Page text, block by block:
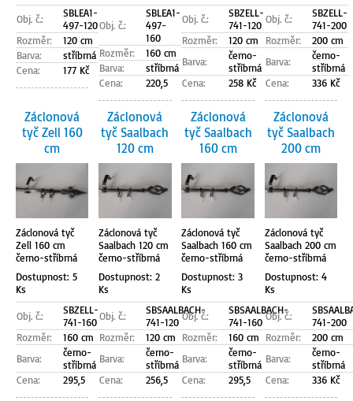
Obj. č.:
SBLEA1-
497-120
Rozměr:
120 cm
Barva:
stříbrná
Cena:
177 Kč
Obj. č.:
SBLEA1-
497-
160
Rozměr:
160 cm
Barva:
stříbrná
Cena:
220,5
Obj. č.:
SBZELL-
741-120
Rozměr:
120 cm
Barva:
černo-
stříbrná
Cena:
258 Kč
Obj. č.:
SBZELL-
741-200
Rozměr:
200 cm
Barva:
černo-
stříbrná
Cena:
336 Kč
Záclonová
tyč Zell 160
cm
Záclonová tyč
Zell 160 cm
černo-stříbrná
Dostupnost: 5
Ks
Obj. č.:
SBZELL-
741-160
Rozměr:
160 cm
Barva:
černo-
stříbrná
Cena:
295,5
Záclonová
tyč Saalbach
120 cm
Záclonová tyč
Saalbach 120 cm
černo-stříbrná
Dostupnost: 2
Ks
Obj. č.:
SBSAALBACH-
741-120
Rozměr:
120 cm
Barva:
černo-
stříbrná
Cena:
256,5
Záclonová
tyč Saalbach
160 cm
Záclonová tyč
Saalbach 160 cm
černo-stříbrná
Dostupnost: 3
Ks
Obj. č.:
SBSAALBACH-
741-160
Rozměr:
160 cm
Barva:
černo-
stříbrná
Cena:
295,5
Záclonová
tyč Saalbach
200 cm
Záclonová tyč
Saalbach 200 cm
černo-stříbrná
Dostupnost: 4
Ks
Obj. č.:
741-200
Rozměr:
200 cm
Barva:
černo-
stříbrná
Cena:
336 Kč